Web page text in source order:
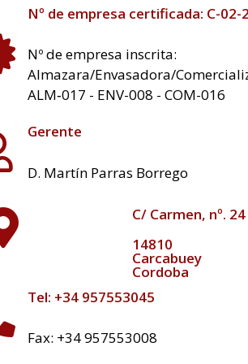
Nº de empresa certificada: C-02-
Nº de empresa inscrita:
Almazara/Envasadora/
ALM‐017 - ENV-008 - COM-016
Gerente
D. Martín Parras Borrego
C/ Carmen, nº. 24
14810
Carcabuey
Cordoba
Tel: +34 957553045
Fax: +34 957553008